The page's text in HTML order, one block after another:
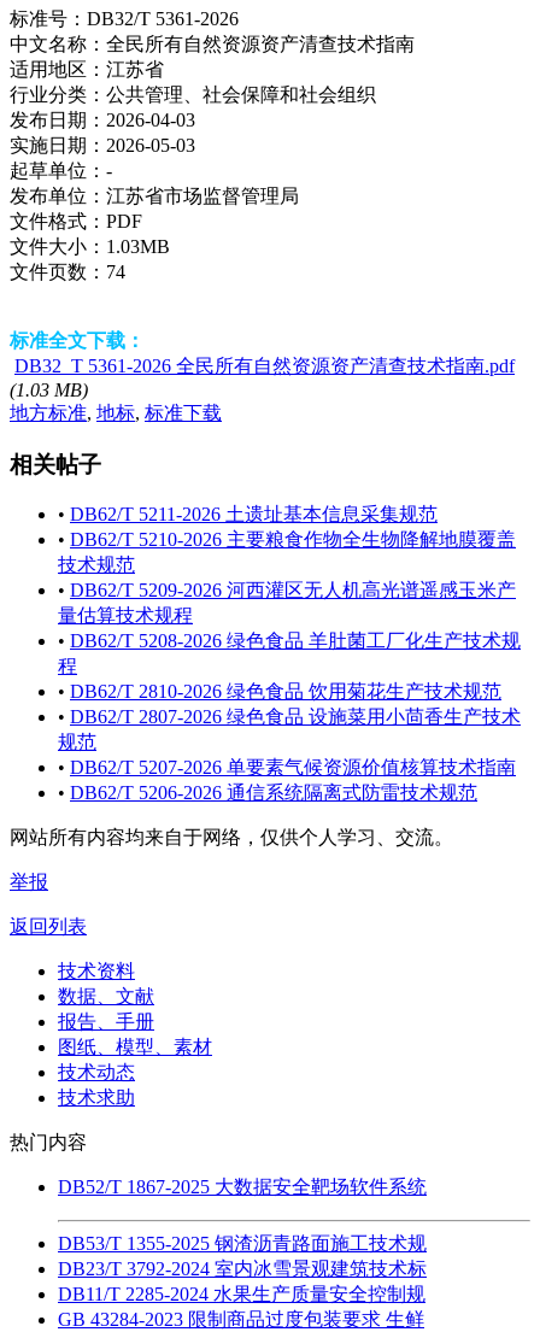
标准号： DB32/T 5361-2026
中文名称： 全民所有自然资源资产清查技术指南
适用地区： 江苏省
行业分类： 公共管理、社会保障和社会组织
发布日期： 2026-04-03
实施日期： 2026-05-03
起草单位： -
发布单位： 江苏省市场监督管理局
文件格式： PDF
文件大小： 1.03MB
文件页数： 74
标准全文下载：
DB32_T 5361-2026 全民所有自然资源资产清查技术指南.pdf
(1.03 MB)
地方标准, 地标, 标准下载
相关帖子
• DB62/T 5211-2026 土遗址基本信息采集规范
• DB62/T 5210-2026 主要粮食作物全生物降解地膜覆盖
技术规范
• DB62/T 5209-2026 河西灌区无人机高光谱遥感玉米产
量估算技术规程
• DB62/T 5208-2026 绿色食品 羊肚菌工厂化生产技术规
程
• DB62/T 2810-2026 绿色食品 饮用菊花生产技术规范
• DB62/T 2807-2026 绿色食品 设施菜用小茴香生产技术
规范
• DB62/T 5207-2026 单要素气候资源价值核算技术指南
• DB62/T 5206-2026 通信系统隔离式防雷技术规范
网站所有内容均来自于网络，仅供个人学习、交流。
举报
返回列表
技术资料
数据、文献
报告、手册
图纸、模型、素材
技术动态
技术求助
热门内容
DB52/T 1867-2025 大数据安全靶场软件系统
DB53/T 1355-2025 钢渣沥青路面施工技术规
DB23/T 3792-2024 室内冰雪景观建筑技术标
DB11/T 2285-2024 水果生产质量安全控制规
GB 43284-2023 限制商品过度包装要求 生鲜